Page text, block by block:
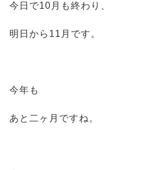
今日で10月も終わり、
明日から11月です。
今年も
あと二ヶ月ですね。